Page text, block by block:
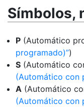
Símbolos,
P (Automático
programado) )
S (Automático
(Automático con
A (Automático
(Automático con